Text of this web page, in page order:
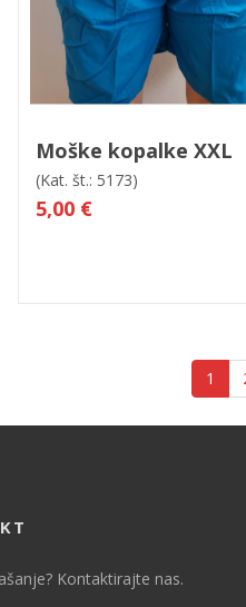
V košarico Hitri
Moške kopalke XXL
(Kat. št.: 5173)
5,00 €
1
Kontaktirajte nas.